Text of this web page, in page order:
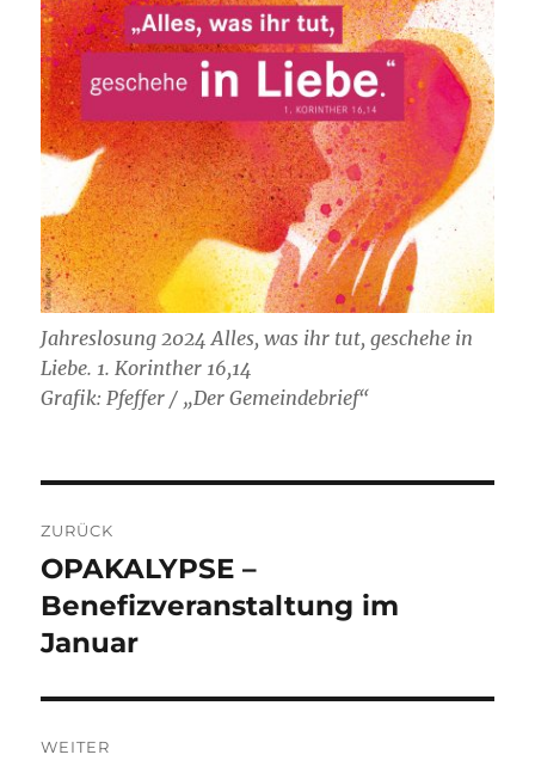
Jahreslosung 2024 Alles, was ihr tut, geschehe in
Liebe. 1. Korinther 16,14
Grafik: Pfeffer / „Der Gemeindebrief“
ZURÜCK
Vorheriger
Beitrag:
OPAKALYPSE –
Benefizveranstaltung im
Januar
WEITER